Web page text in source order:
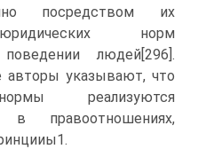
посредством их
норм
людей[296].
авторы указывают, что
реализуются
в правоотношениях,